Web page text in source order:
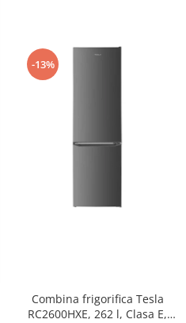
-13%
Combina frigorifica Tesla
RC2600HXE, 262 l, Clasa E,